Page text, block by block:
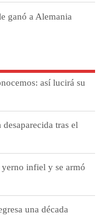
ganó a Alemania
así lucirá su
tras el
infiel y se armó
una década